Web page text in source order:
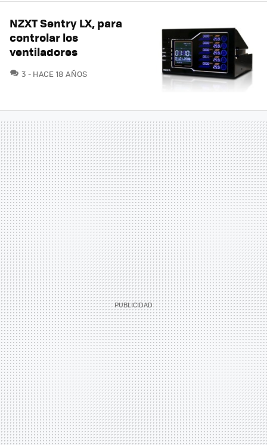
NZXT Sentry LX, para
controlar los
ventiladores
3 COMENTARIOS
HACE 18 AÑOS